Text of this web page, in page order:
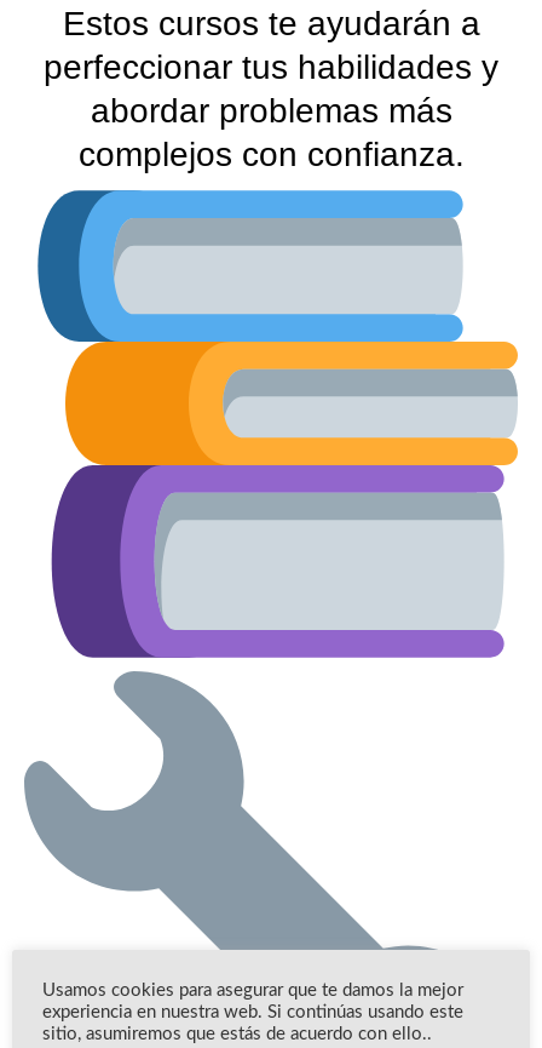
Estos cursos te ayudarán a
perfeccionar tus habilidades y
abordar problemas más
complejos con confianza.
Usamos cookies para asegurar que te damos la mejor
experiencia en nuestra web. Si continúas usando este
sitio, asumiremos que estás de acuerdo con ello..